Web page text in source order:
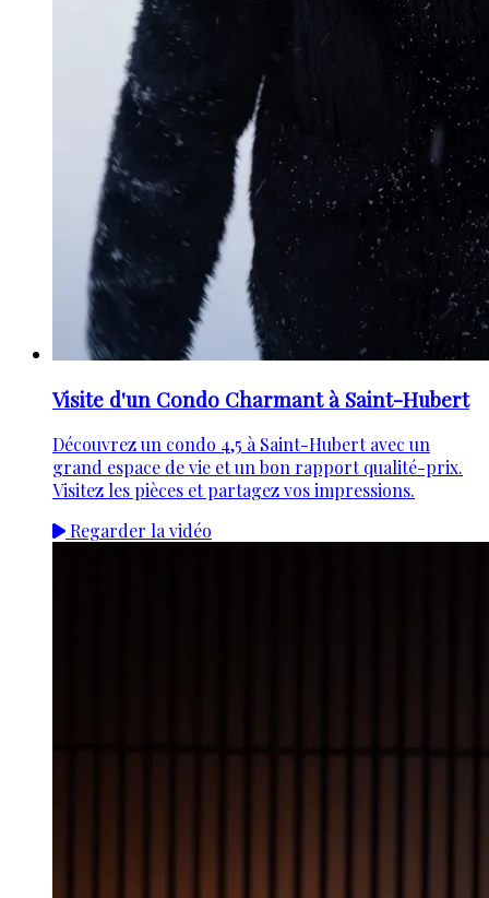
Visite d'un Condo Charmant à Saint-Hubert
Découvrez un condo 4,5 à Saint-Hubert avec un
grand espace de vie et un bon rapport qualité-prix.
Visitez les pièces et partagez vos impressions.
Regarder la vidéo